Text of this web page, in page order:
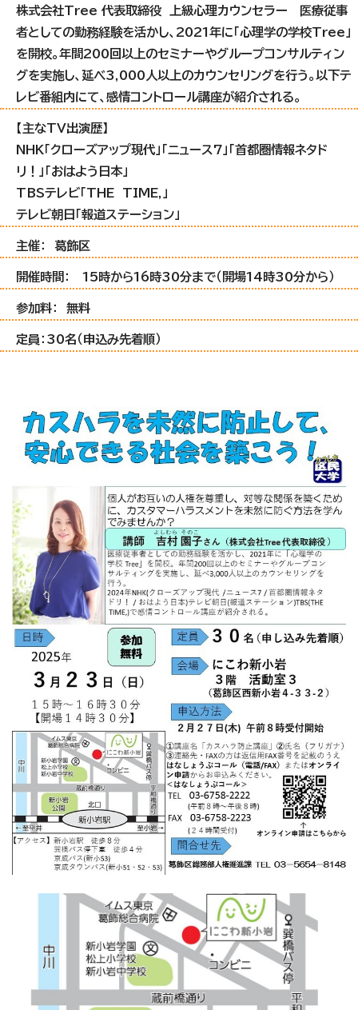
株式会社Tree 代表取締役 上級心理カウンセラー 医療従事
者としての勤務経験を活かし、2021年に「心理学の学校Tree」
を開校。年間200回以上のセミナーやグループコンサルティン
グを実施し、延べ3,000人以上のカウンセリングを行う。以下テ
レビ番組内にて、感情コントロール講座が紹介される。
【主なTV出演歴】
NHK「クローズアップ現代」「ニュース7」「首都圏情報ネタド
リ！」「おはよう日本」
TBSテレビ「THE TIME,」
テレビ朝日「報道ステーション」
主催： 葛飾区
開催時間： 15時から16時30分まで（開場14時30分から）
参加料： 無料
定員：30名（申込み先着順）